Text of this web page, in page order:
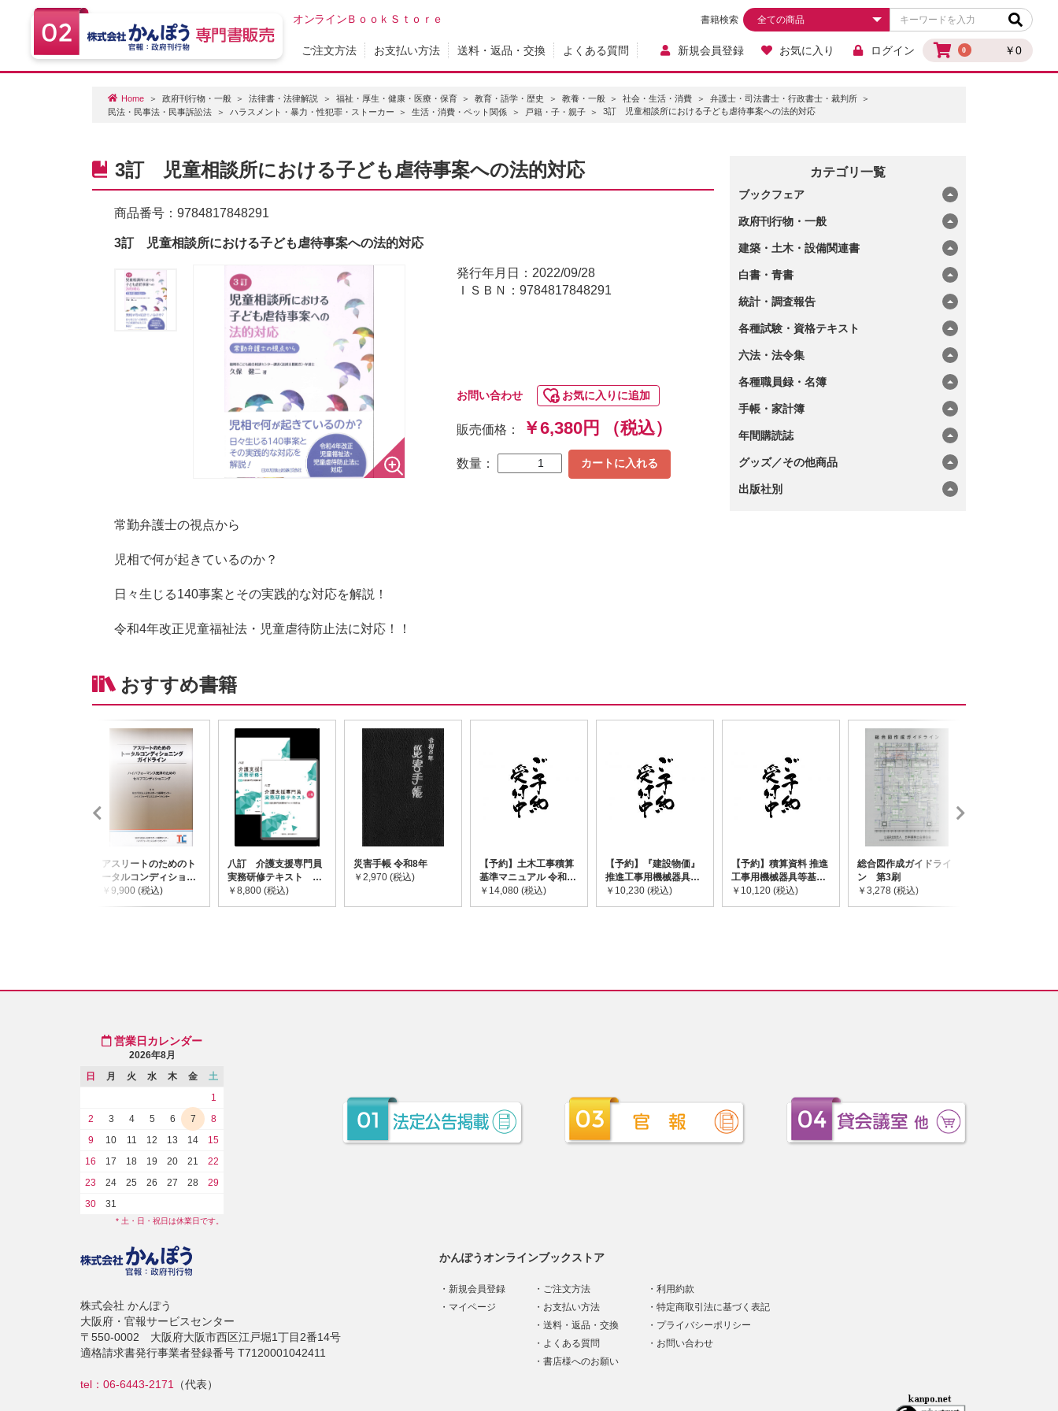
オンラインＢｏｏｋＳｔｏｒｅ
0 ￥0
書籍検索
ご注文方法 お支払い方法 送料・返品・交換 よくある質問 新規会員登録 お気に入り ログイン
Home 政府刊行物・一般 法律書・法律解説 福祉・厚生・健康・医療・保育 教育・語学・歴史 教養・一般 社会・生活・消費
弁護士・司法書士・行政書士・裁判所
民法・民事法・民事訴訟法
ハラスメント・暴力・性犯罪・ストーカー 生活・消費・ペット関係 戸籍・子・親子 3訂 児童相談所における子ども虐待事案への法的対応
カテゴリ一覧
ブックフェア
政府刊行物・一般
建築・土木・設備関連書
白書・青書
統計・調査報告
各種試験・資格テキスト
六法・法令集
各種職員録・名簿
手帳・家計簿
年間購読誌
グッズ／その他商品
出版社別
3訂 児童相談所における子ども虐待事案への法的対応
商品番号： 9784817848291
3訂 児童相談所における子ども虐待事案への法的対応
発行年月日：2022/09/28
ＩＳＢＮ：9784817848291
お問い合わせ お気に入りに追加
販売価格： ￥6,380円 （税込）
数量： カートに入れる
常勤弁護士の視点から
児相で何が起きているのか？
日々生じる140事案とその実践的な対応を解説！
令和4年改正児童福祉法・児童虐待防止法に対応！！
おすすめ書籍
アスリートのためのト
ータルコンディショニ
ングガイドライン
￥9,900 (税込)
八訂 介護支援専門員
実務研修テキスト
(上・下巻/分売不可)
￥8,800 (税込)
災害手帳 令和8年
￥2,970 (税込)
【予約】土木工事積算
基準マニュアル 令和8
年度版 ※2026年8月
下旬発売予定
￥14,080 (税込)
【予約】『建設物価』
推進工事用機械器具等
基礎価格表 2026年度
版 ※2026/8/31発売予
￥10,230 (税込)
【予約】積算資料 推進
工事用機械器具等基礎
価格表 2026年度版
※2026/8/31発売予定
￥10,120 (税込)
総合図作成ガイドライ
ン 第3刷
￥3,278 (税込)
かんぽうオンラインブックストア
新規会員登録
マイページ
ご注文方法
お支払い方法
送料・返品・交換
よくある質問
書店様へのお願い
利用約款
特定商取引法に基づく表記
プライバシーポリシー
お問い合わせ
営業日カレンダー
2026年8月
日
月 火 水 木 金
土
1
2
3 4 5 6 7
8
9
10 11 12 13 14
15
16
17 18 19 20 21
22
23
24 25 26 27 28
29
30
31
* 土・日・祝日は休業日です。
株式会社 かんぽう
大阪府・官報サービスセンター
〒550-0002 大阪府大阪市西区江戸堀1丁目2番14号
適格請求書発行事業者登録番号 T7120001042411
tel：06-6443-2171 （代表）